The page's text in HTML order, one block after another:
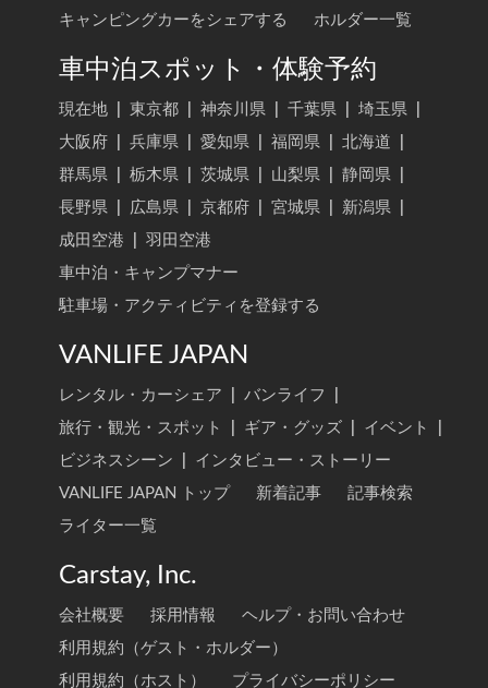
キャンピングカーをシェアする
ホルダー一覧
車中泊スポット・体験予約
現在地 東京都 神奈川県 千葉県 埼玉県
大阪府
兵庫県 愛知県 福岡県 北海道
群馬県
栃木県 茨城県 山梨県 静岡県
長野県
広島県 京都府 宮城県 新潟県
成田空港
羽田空港
車中泊・キャンプマナー
駐車場・アクティビティを登録する
VANLIFE JAPAN
レンタル・カーシェア バンライフ
旅行・観光・スポット
ギア・グッズ イベント
ビジネスシーン
インタビュー・ストーリー
VANLIFE JAPAN トップ
新着記事
記事検索
ライター一覧
Carstay, Inc.
会社概要 採用情報
ヘルプ・お問い合わせ
利用規約（ゲスト・ホルダー）
利用規約（ホスト）
プライバシーポリシー